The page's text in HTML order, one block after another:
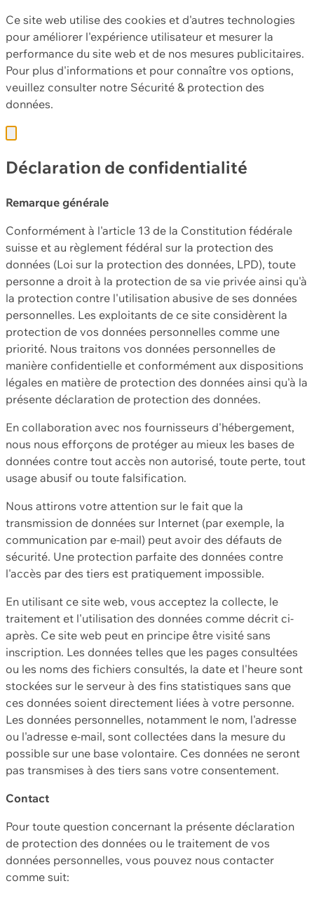
Ce site web utilise des cookies et d'autres technologies
pour améliorer l'expérience utilisateur et mesurer la
performance du site web et de nos mesures publicitaires.
Pour plus d'informations et pour connaître vos options,
veuillez consulter notre Sécurité & protection des
données.
Déclaration de confidentialité
Remarque générale
Conformément à l'article 13 de la Constitution fédérale
suisse et au règlement fédéral sur la protection des
données (Loi sur la protection des données, LPD), toute
personne a droit à la protection de sa vie privée ainsi qu'à
la protection contre l'utilisation abusive de ses données
personnelles. Les exploitants de ce site considèrent la
protection de vos données personnelles comme une
priorité. Nous traitons vos données personnelles de
manière confidentielle et conformément aux dispositions
légales en matière de protection des données ainsi qu'à la
présente déclaration de protection des données.
En collaboration avec nos fournisseurs d'hébergement,
nous nous efforçons de protéger au mieux les bases de
données contre tout accès non autorisé, toute perte, tout
usage abusif ou toute falsification.
Nous attirons votre attention sur le fait que la
transmission de données sur Internet (par exemple, la
communication par e-mail) peut avoir des défauts de
sécurité. Une protection parfaite des données contre
l'accès par des tiers est pratiquement impossible.
En utilisant ce site web, vous acceptez la collecte, le
traitement et l'utilisation des données comme décrit ci-
après. Ce site web peut en principe être visité sans
inscription. Les données telles que les pages consultées
ou les noms des fichiers consultés, la date et l'heure sont
stockées sur le serveur à des fins statistiques sans que
ces données soient directement liées à votre personne.
Les données personnelles, notamment le nom, l'adresse
ou l'adresse e-mail, sont collectées dans la mesure du
possible sur une base volontaire. Ces données ne seront
pas transmises à des tiers sans votre consentement.
Contact
Pour toute question concernant la présente déclaration
de protection des données ou le traitement de vos
données personnelles, vous pouvez nous contacter
comme suit: